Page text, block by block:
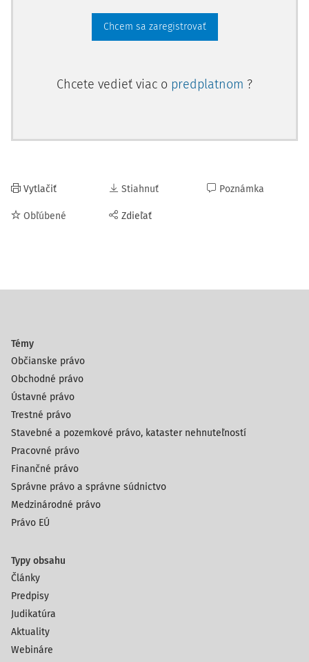
Chcem sa zaregistrovať
Chcete vedieť viac o predplatnom ?
Vytlačiť
Obľúbené
Stiahnuť
Zdieľať
Poznámka
Témy
Občianske právo
Obchodné právo
Ústavné právo
Trestné právo
Stavebné a pozemkové právo, kataster nehnuteľností
Pracovné právo
Finančné právo
Správne právo a správne súdnictvo
Medzinárodné právo
Právo EÚ
Typy obsahu
Články
Predpisy
Judikatúra
Aktuality
Webináre